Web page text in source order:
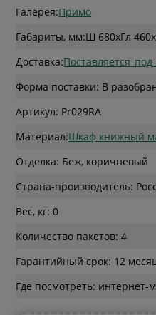
Галерея:Примо
Габариты, мм:Ш 680xГл 460x
Доставка:
Форма поставки: В
Артикул: Pr029RA
Материал:Шкаф книжный
Отделка: Беж, коричневый
Страна-производитель:
Вес, кг: 0
Количество пакетов: 4
Гарантийный срок: 12
Где посмотреть: интернет-